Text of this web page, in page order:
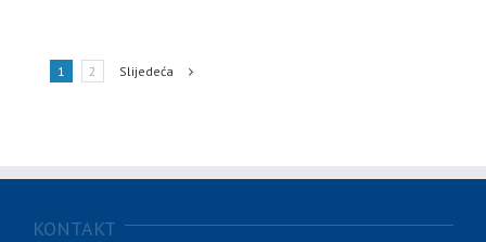
1 2 Slijedeća
KONTAKT